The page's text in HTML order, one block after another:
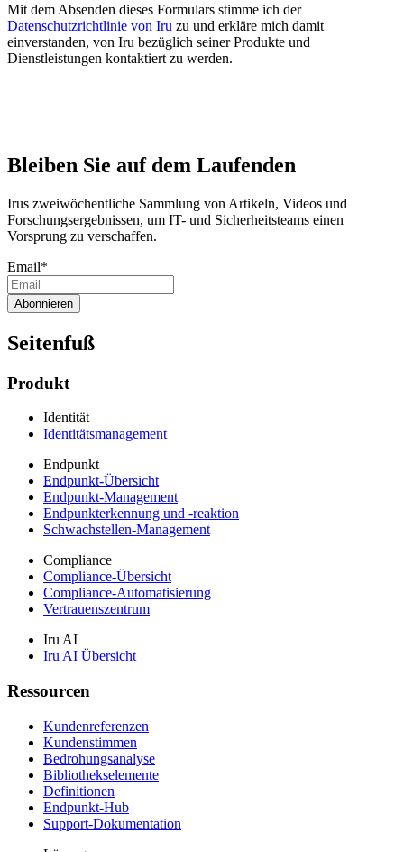
Mit dem Absenden dieses Formulars stimme ich der
Datenschutzrichtlinie von Iru zu und erkläre mich damit
einverstanden, von Iru bezüglich seiner Produkte und
Dienstleistungen kontaktiert zu werden.
Bleiben Sie auf dem Laufenden
Irus zweiwöchentliche Sammlung von Artikeln, Videos und
Forschungsergebnissen, um IT- und Sicherheitsteams einen
Vorsprung zu verschaffen.
Email*
Seitenfuß
Produkt
Identität
Identitätsmanagement
Endpunkt
Endpunkt-Übersicht
Endpunkt-Management
Endpunkterkennung und -reaktion
Schwachstellen-Management
Compliance
Compliance-Übersicht
Compliance-Automatisierung
Vertrauenszentrum
Iru AI
Iru AI Übersicht
Ressourcen
Kundenreferenzen
Kundenstimmen
Bedrohungsanalyse
Bibliothekselemente
Definitionen
Endpunkt-Hub
Support-Dokumentation